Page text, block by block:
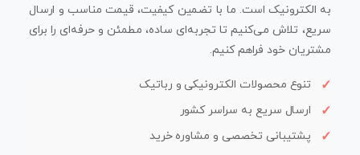
به الکترونیک است. ما با تضمین کیفیت، قیمت مناسب و ارسال
سریع، تلاش می‌کنیم تا تجربه‌ای ساده، مطمئن و حرفه‌ای را برای
مشتریان خود فراهم کنیم.
تنوع محصولات الکترونیکی و رباتیک
ارسال سریع به سراسر کشور
پشتیبانی تخصصی و مشاوره خرید